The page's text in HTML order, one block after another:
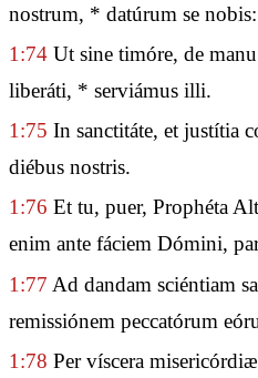
nostrum, * datúrum se nobis:
1:74 Ut sine timóre, de
liberáti, * serviámus illi.
1:75 In sanctitáte, et justítia
diébus nostris.
1:76 Et tu, puer, Prophéta
enim ante fáciem Dómini,
1:77 Ad dandam sciéntiam
remissiónem peccatórum
1:78 Per víscera